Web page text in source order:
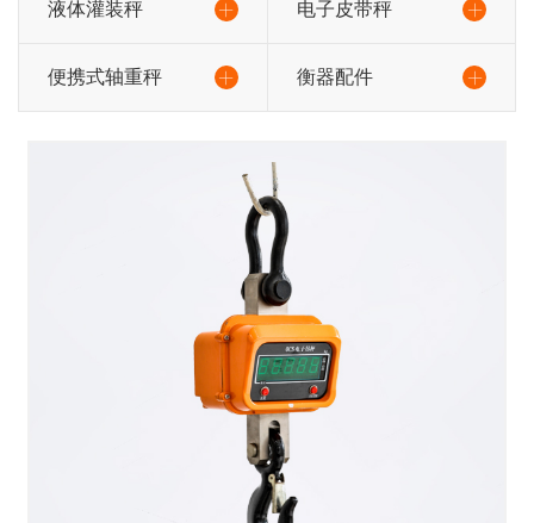
液体灌装秤 电子皮带秤
便携式轴重秤 衡器配件